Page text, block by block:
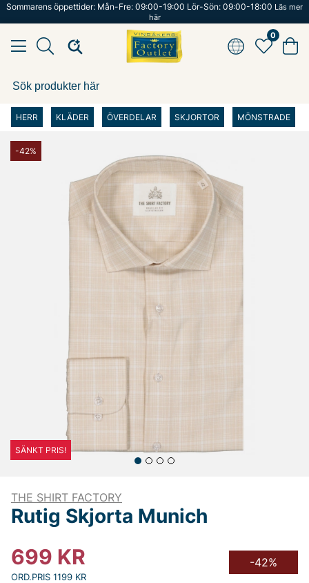
Sommarens öppettider: Mån-Fre: 09:00-19:00 Lör-Sön: 09:00-18:00 Läs mer
här
0
HERR KLÄDER ÖVERDELAR SKJORTOR MÖNSTRADE
-42%
SÄNKT PRIS!
THE SHIRT FACTORY
Rutig Skjorta Munich
699 KR
ORD.PRIS 1199 KR
-42%